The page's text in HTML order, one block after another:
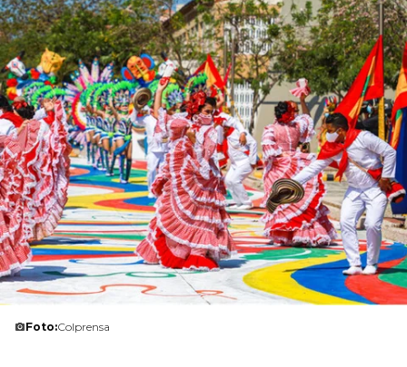
Foto:Colprensa